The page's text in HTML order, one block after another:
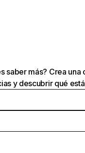
saber más? Crea
y descubrir qué